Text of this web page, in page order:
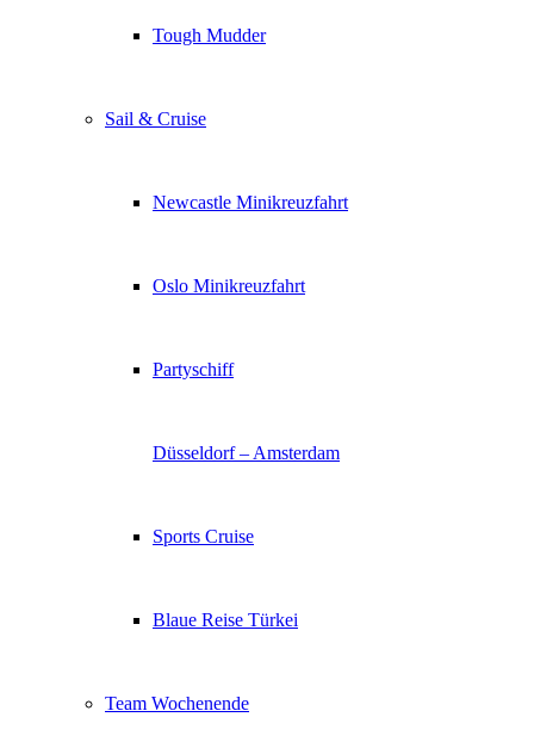
Tough Mudder
Sail & Cruise
Newcastle Minikreuzfahrt
Oslo Minikreuzfahrt
Partyschiff
Düsseldorf – Amsterdam
Sports Cruise
Blaue Reise Türkei
Team Wochenende